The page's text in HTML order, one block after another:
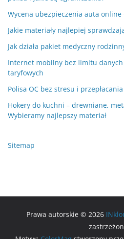
Wycena ubezpieczenia auta online
Jakie materiały najlepiej
Jak działa pakiet medyczny
Internet mobilny bez limitu
taryfowych
Polisa OC bez stresu i
Hokery do kuchni – drewniane,
Wybieramy najlepszy materiał
Sitemap
Prawa autorskie © 2026